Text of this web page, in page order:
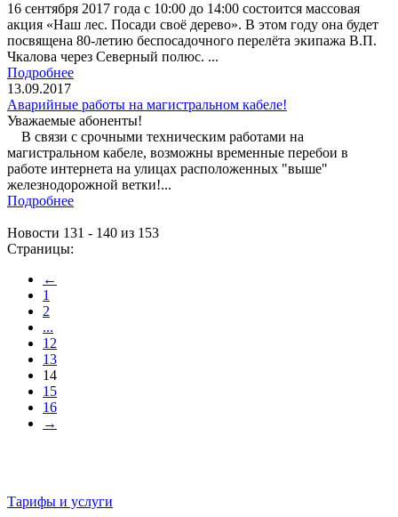
16 сентября 2017 года с 10:00 до 14:00 состоится массовая
акция «Наш лес. Посади своё дерево». В этом году она будет
посвящена 80-летию беспосадочного перелёта экипажа В.П.
Чкалова через Северный полюс. ...
Подробнее
13.09.2017
Аварийные работы на магистральном кабеле!
Уважаемые абоненты!
В связи с срочными техническим работами на
магистральном кабеле, возможны временные перебои в
работе интернета на улицах расположенных "выше"
железнодорожной ветки!...
Подробнее
Новости 131 - 140 из 153
Страницы:
←
1
2
...
12
13
14
15
16
→
Тарифы и услуги